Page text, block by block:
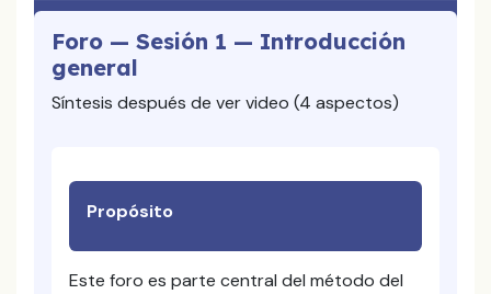
Foro — Sesión 1 — Introducción
general
Síntesis después de ver video (4 aspectos)
Propósito
Este foro es parte central del método del